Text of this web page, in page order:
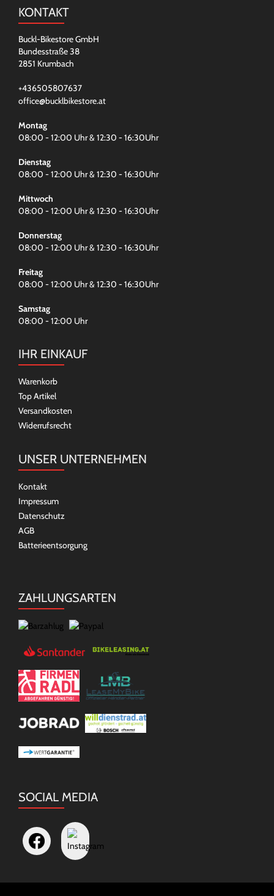
KONTAKT
Buckl-Bikestore GmbH
Bundesstraße 38
2851 Krumbach
+436505807637
office@bucklbikestore.at
Montag
08:00 - 12:00 Uhr & 12:30 - 16:30Uhr
Dienstag
08:00 - 12:00 Uhr & 12:30 - 16:30Uhr
Mittwoch
08:00 - 12:00 Uhr & 12:30 - 16:30Uhr
Donnerstag
08:00 - 12:00 Uhr & 12:30 - 16:30Uhr
Freitag
08:00 - 12:00 Uhr & 12:30 - 16:30Uhr
Samstag
08:00 - 12:00 Uhr
IHR EINKAUF
Warenkorb
Top Artikel
Versandkosten
Widerrufsrecht
UNSER UNTERNEHMEN
Kontakt
Impressum
Datenschutz
AGB
Batterieentsorgung
ZAHLUNGSARTEN
SOCIAL MEDIA